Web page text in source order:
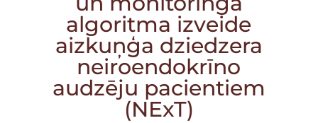
algoritma izveide
aizkuņģa dziedzera
neiroendokrīno
audzēju pacientiem
(NExT)